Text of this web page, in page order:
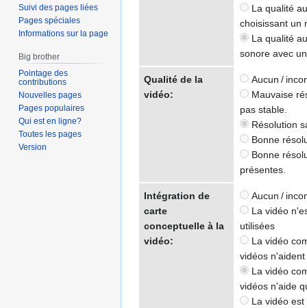
La qualité
choisissant un
La qualité
sonore avec
Qualité de la
vidéo:
Aucun /
Mauvaise
pas stable.
Résolution
Bonne
Bonne
présentes.
Intégration de
carte
conceptuelle à la
vidéo:
Aucun /
La vidéo
utilisées
La vidéo
vidéos
La vidéo
vidéos n'aide
La vidéo
Suivi des pages liées
Pages spéciales
Informations sur la page
Big brother
Pointage des
contributions
Nouvelles pages
Pages populaires
Qui est en ligne?
Toutes les pages
Version